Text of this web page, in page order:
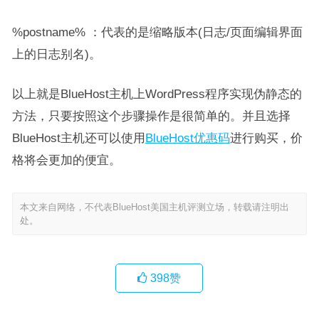
%postname% ：代表的是缩略版本(日志/页面编辑界面
上的日志别名)。
以上就是BlueHost主机上WordPress程序实现伪静态的
方法，只要按照这个步骤操作是很简单的。并且选择
BlueHost主机还可以使用 BlueHost优惠码进行购买，价
格将会更加的便宜。
本文来自网络，不代表BlueHost美国主机评测立场，转载请注明出
处。
398赞